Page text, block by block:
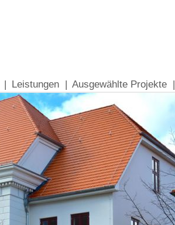
Ausgewählte Projekte |
Leistungen |
|